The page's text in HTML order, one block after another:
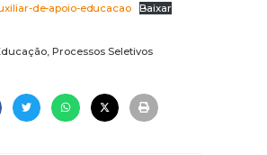
de-apoio-educacao
Baixar
Processos Seletivos